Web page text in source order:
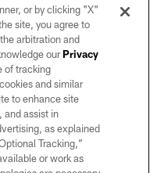
No portion of this site
permission of the Las Vegas
or by clicking "X"
site, you agree to
arbitration and
ourPrivacy
of tracking
and similar
to enhance site
and assist in
as explained
Tracking,”
or work as